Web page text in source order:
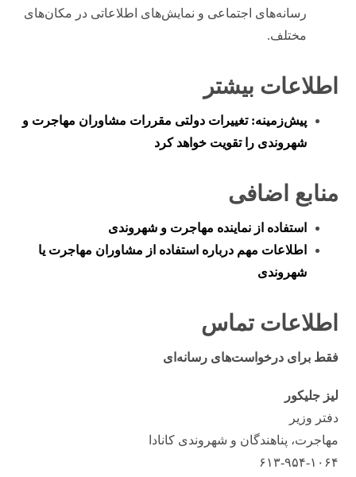
رسانه‌های اجتماعی و نمایش‌های اطلاعاتی در مکان‌های
مختلف.
اطلاعات بیشتر
پیش‌زمینه: تغییرات دولتی مقررات مشاوران مهاجرت و
شهروندی را تقویت خواهد کرد
منابع اضافی
استفاده از نماینده مهاجرت و شهروندی
اطلاعات مهم درباره استفاده از مشاوران مهاجرت یا
شهروندی
اطلاعات تماس
فقط برای درخواست‌های رسانه‌ای
لیز جلیکور
دفتر وزیر
مهاجرت، پناهندگان و شهروندی کانادا
۶۱۳-۹۵۴-۱۰۶۴